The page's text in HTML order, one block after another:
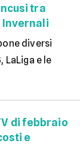
tra
Invernali
diversi
LaLiga e le
di febbraio
e